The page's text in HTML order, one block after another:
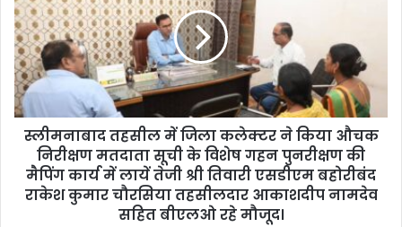
स्लीमनाबाद तहसील में जिला कलेक्टर ने किया औचक
निरीक्षण मतदाता सूची के विशेष गहन पुनरीक्षण की
मैपिंग कार्य में लायें तेजी श्री तिवारी एसडीएम बहोरीबंद
राकेश कुमार चौरसिया तहसीलदार आकाशदीप नामदेव
सहित बीएलओ रहे मौजूद।